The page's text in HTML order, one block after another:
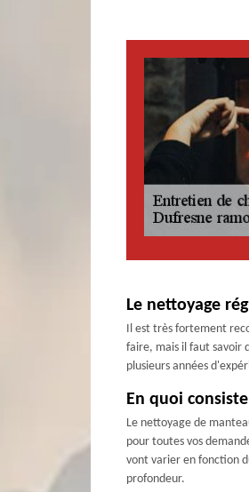
Le nettoyage
Il est très fortement
faire, mais il faut savoir
plusieurs années
En quoi
Le nettoyage de
pour toutes vos
vont varier en fonction
profondeur.